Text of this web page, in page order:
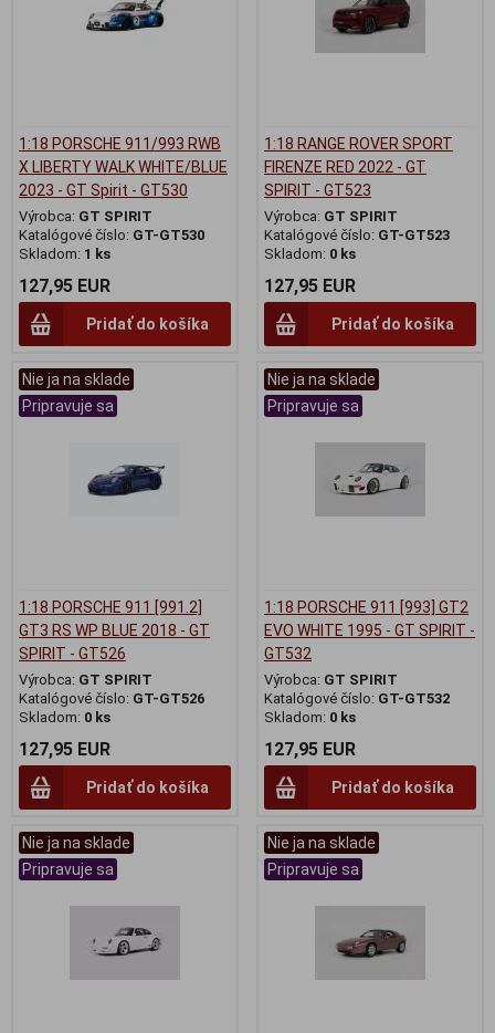
1:18 PORSCHE 911/993 RWB
X LIBERTY WALK WHITE/BLUE
2023 - GT Spirit - GT530
Výrobca: GT SPIRIT
Katalógové číslo: GT-GT530
Skladom: 1 ks
127,95 EUR
Pridať do košíka
1:18 RANGE ROVER SPORT
FIRENZE RED 2022 - GT
SPIRIT - GT523
Výrobca: GT SPIRIT
Katalógové číslo: GT-GT523
Skladom: 0 ks
127,95 EUR
Pridať do košíka
Nie ja na sklade
Pripravuje sa
1:18 PORSCHE 911 [991.2]
GT3 RS WP BLUE 2018 - GT
SPIRIT - GT526
Výrobca: GT SPIRIT
Katalógové číslo: GT-GT526
Skladom: 0 ks
127,95 EUR
Pridať do košíka
Nie ja na sklade
Pripravuje sa
1:18 PORSCHE 911 [993] GT2
EVO WHITE 1995 - GT SPIRIT -
GT532
Výrobca: GT SPIRIT
Katalógové číslo: GT-GT532
Skladom: 0 ks
127,95 EUR
Pridať do košíka
Nie ja na sklade
Pripravuje sa
Nie ja na sklade
Pripravuje sa